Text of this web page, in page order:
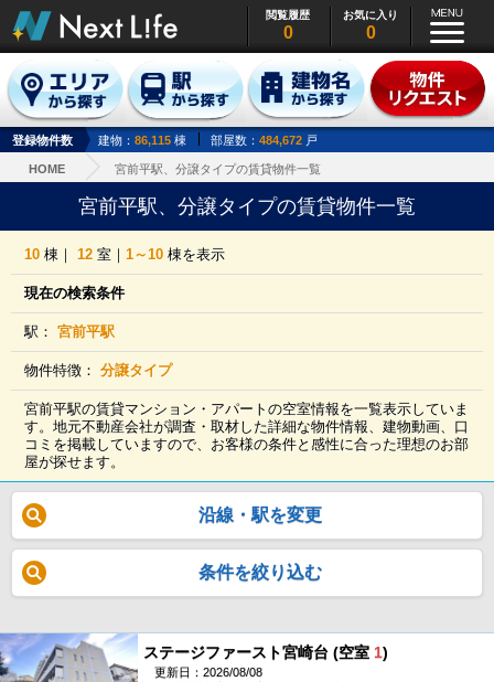
閲覧履歴
0
お気に入り
0
登録物件数 建物： 86,115 棟 部屋数： 484,672 戸
HOME 宮前平駅、分譲タイプの賃貸物件一覧
宮前平駅、分譲タイプの賃貸物件一覧
10 棟｜12 室｜1～10 棟を表示
現在の検索条件
駅：宮前平駅
物件特徴：分譲タイプ
宮前平駅の賃貸マンション・アパートの空室情報を一覧表示していま
す。地元不動産会社が調査・取材した詳細な物件情報、建物動画、口
コミを掲載していますので、お客様の条件と感性に合った理想のお部
屋が探せます。
沿線・駅を変更
条件を絞り込む
ステージファースト宮崎台 (空室 1)
更新日：2026/08/08